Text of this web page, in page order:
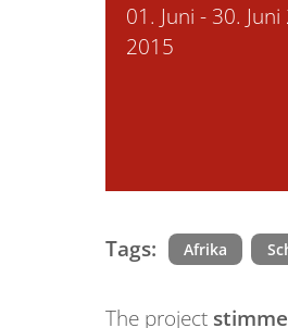
01. Juni - 30.
2015
Tags: Afrika
The project